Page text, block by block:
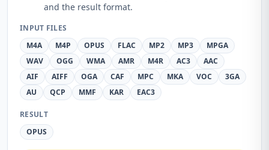
and the result format.
INPUT FILES
M4A
M4P OPUS FLAC MP2 MP3
MPGA
WAV
OGG WMA AMR M4R AC3
AAC
AIF
AIFF OGA CAF MPC MKA VOC
3GA
AU
QCP MMF KAR EAC3
RESULT
OPUS